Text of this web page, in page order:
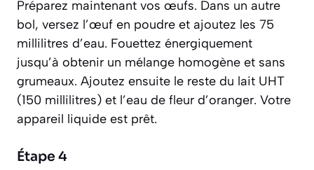
Préparez maintenant vos œufs. Dans un autre
bol, versez l’œuf en poudre et ajoutez les 75
millilitres d’eau. Fouettez énergiquement
jusqu’à obtenir un mélange homogène et sans
grumeaux. Ajoutez ensuite le reste du lait UHT
(150 millilitres) et l’eau de fleur d’oranger. Votre
appareil liquide est prêt.
Étape 4